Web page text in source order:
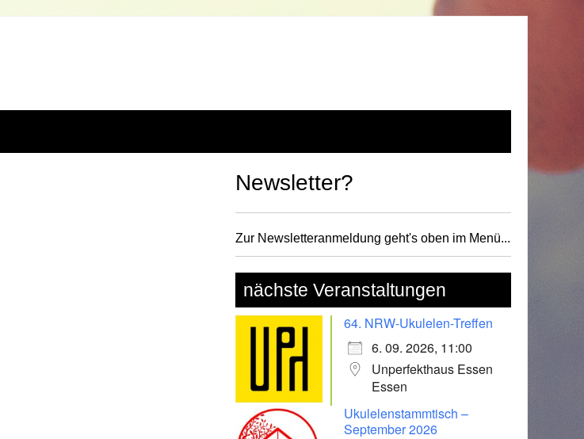
Newsletter?
Zur Newsletteranmeldung geht's oben im Menü...
nächste Veranstaltungen
64. NRW-Ukulelen-Treffen
6. 09. 2026, 11:00
Unperfekthaus Essen
Essen
Ukulelenstammtisch –
September 2026